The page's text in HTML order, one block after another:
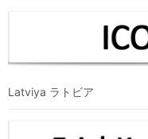
Latviya ラトビア